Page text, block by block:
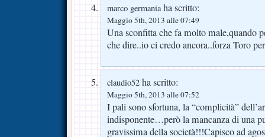
marco germaniaha scritto:
Maggio 5th, 2013 alle 07:49
Una sconfitta che fa molto male,quando
che dire..io ci credo ancora..forza Toro
claudio52 ha scritto:
Maggio 5th, 2013 alle 07:52
I pali sono sfortuna, la “complicità”
indisponente…però la mancanza di una
gravissima della società!!!Capisco ad